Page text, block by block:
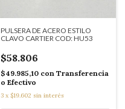
PULSERA DE ACERO ESTILO
CLAVO CARTIER COD: HU53
$58.806
$49.985,10 con Transferencia
o Efectivo
3 x $19.602 sin interés